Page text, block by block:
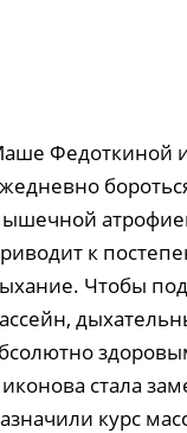
Федоткиной
к
Чтобы
стала
курс